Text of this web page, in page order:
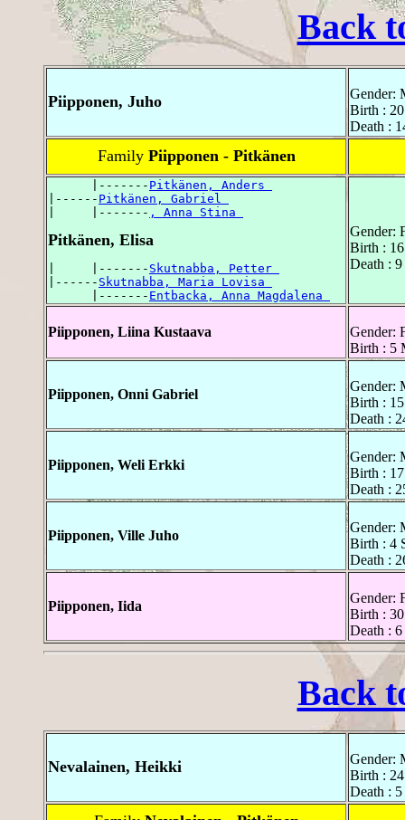
Back
Piipponen, Juho
Gender:
Birth :
Death :
Family Piipponen - Pitkänen
      |-------
Pitkänen, Anders
|------ Pitkänen, Gabriel
|     |------- , Anna Stina
Pitkänen, Elisa
|     |------- Skutnabba, Petter
|------ Skutnabba, Maria Lovisa
      |-------
Entbacka, Anna Magdalena
Gender:
Birth :
Death :
Piipponen, Liina Kustaava
Gender:
Birth : 5
Piipponen, Onni Gabriel
Gender:
Birth :
Death :
Piipponen, Weli Erkki
Gender:
Birth :
Death :
Piipponen, Ville Juho
Gender:
Birth : 4
Death :
Piipponen, Iida
Gender:
Birth :
Death :
Back
Nevalainen, Heikki
Gender:
Birth :
Death :